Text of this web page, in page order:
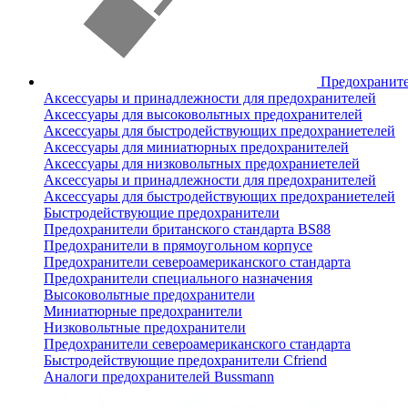
Аксессуары и принадлежности для предохранителей
Аксессуары для высоковольтных предохранителей
Аксессуары для быстродействующих предохраниетелей
Аксессуары для миниатюрных предохранителей
Аксессуары для низковольтных предохраниетелей
Аксессуары и принадлежности для предохранителей
Аксессуары для быстродействующих предохраниетелей
Быстродействующие предохранители
Предохранители британского стандарта BS88
Предохранители в прямоугольном корпусе
Предохранители североамериканского стандарта
Предохранители специального назначения
Высоковольтные предохранители
Миниатюрные предохранители
Низковольтные предохранители
Предохранители североамериканского стандарта
Быстродействующие предохранители Cfriend
Аналоги предохранителей Bussmann